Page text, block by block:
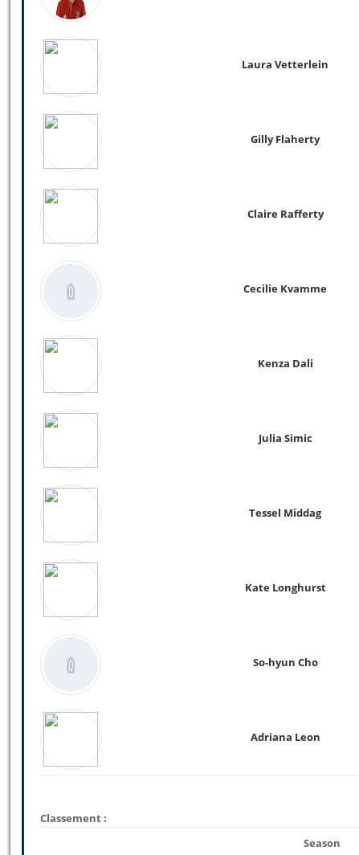
Laura Vetterlein
Gilly Flaherty
Claire Rafferty
Cecilie Kvamme
Kenza Dali
Julia Simic
Tessel Middag
Kate Longhurst
So-hyun Cho
Adriana Leon
Classement :
Season